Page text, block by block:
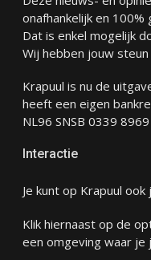
onafhankelijk en
Dat is enkel mogelijk
Wij hebben jouw steun
Krapuul is nu de
heeft een eigen
NL96 SNSB 0339
Interactie
Je kunt op Krapuul
Klik hiernaast op de
een omgeving waar je